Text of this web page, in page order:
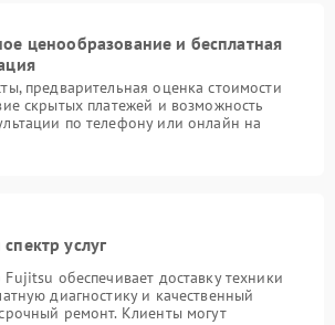
ценообразование и бесплатная
предварительная оценка стоимости
скрытых платежей и возможность
по телефону или онлайн на
услуг
обеспечивает доставку техники
диагностику и качественный
ремонт. Клиенты могут